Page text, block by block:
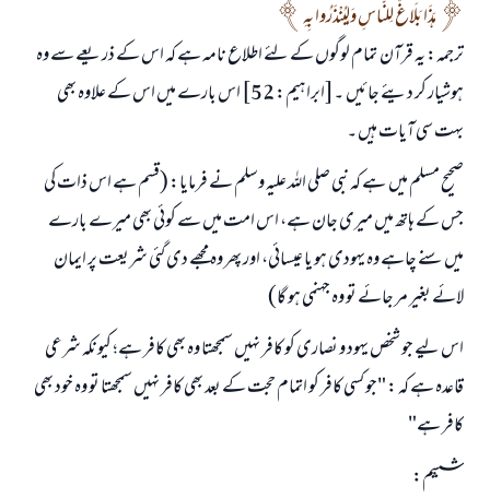
هَذَا بَلَاغٌ لِلنَّاسِ وَلِيُنْذَرُوا بِهِ
ترجمہ: یہ قرآن تمام لوگوں کے لئے اطلاع نامہ ہے کہ اس کے ذریعے سے وہ
ہوشیار کر دیئے جائیں ۔[ابراہیم: 52] اس بارے میں اس کے علاوہ بھی
بہت سی آیات ہیں ۔
صحیح مسلم میں ہے کہ نبی صلی اللہ علیہ وسلم نے فرمایا: (قسم ہے اس ذات کی
جس کے ہاتھ میں میری جان ہے، اس امت میں سے کوئی بھی میرے بارے
میں سنے چاہے وہ یہودی ہو یا عیسائی، اور پھر وہ مجھے دی گئی شریعت پر ایمان
لائے بغیر مر جائے تو وہ جہنمی ہو گا)
اس لیے جو شخص یہود و نصاری کو کافر نہیں سمجھتا وہ بھی کافر ہے؛ کیونکہ شرعی
قاعدہ ہے کہ : "جو کسی کافر کو اتمام حجت کے بعد بھی کافر نہیں سمجھتا تو وہ خود بھی
کافر ہے"
ششم:
ابھی تعاون کریں